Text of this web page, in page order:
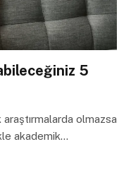
5
olmazsa
akademik…